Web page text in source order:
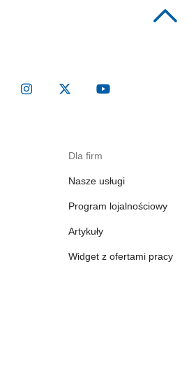
Dla firm
Nasze usługi
Program lojalnościowy
Artykuły
Widget z ofertami pracy